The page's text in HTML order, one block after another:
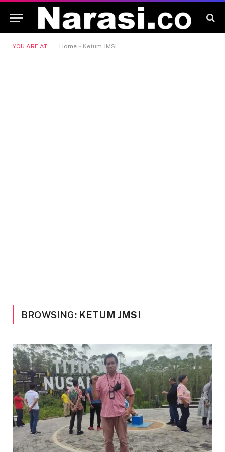
YOU ARE AT: Home » Ketum JMSI
BROWSING: KETUM JMSI